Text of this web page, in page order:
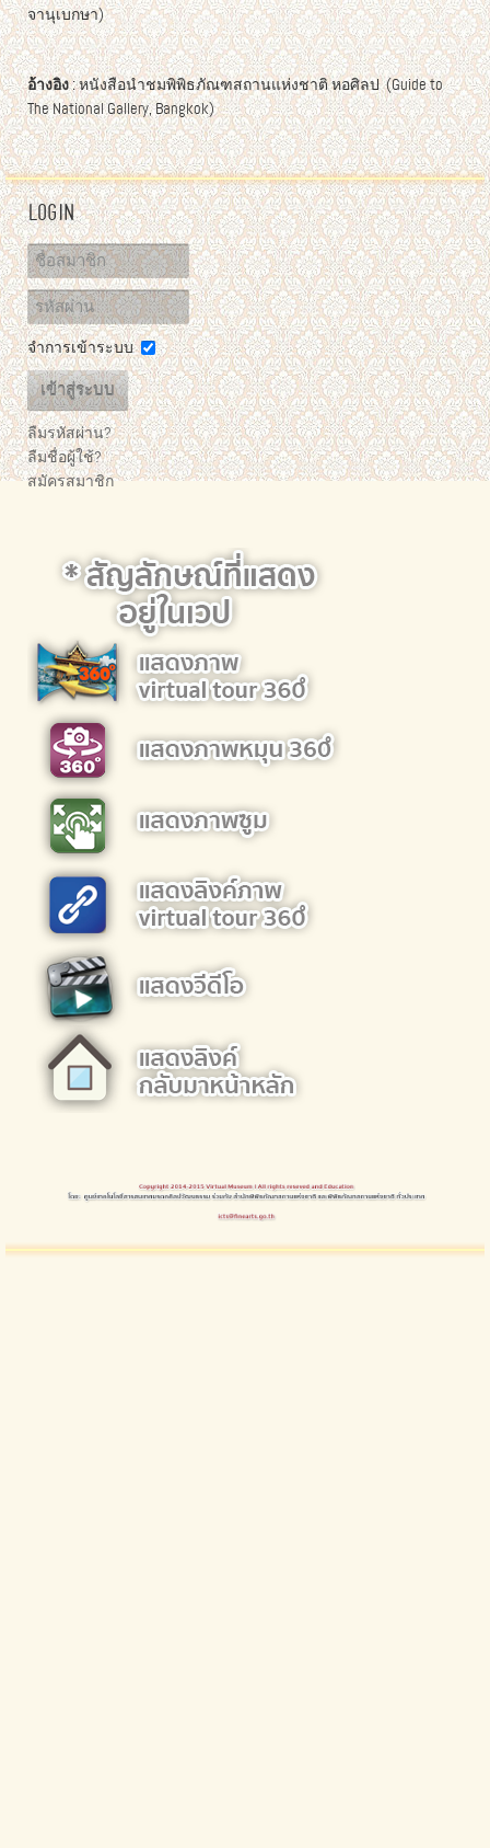
จานุเบกษา)
อ้างอิง: หนังสือนำชมพิพิธภัณฑสถานแห่งชาติ หอศิลป (Guide to
The National Gallery, Bangkok)
Login
จำการเข้าระบบ
เข้าสู่ระบบ
ลืมรหัสผ่าน?
ลืมชื่อผู้ใช้?
สมัครสมาชิก